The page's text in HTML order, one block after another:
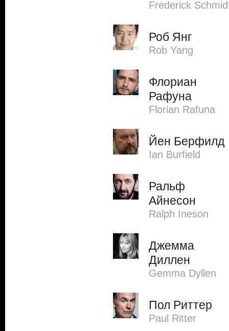
Frederick
Роб Янг
Rob Yang
Флориан
Рафуна
Florian Rafuna
Йен Берфилд
Ian Burfield
Ральф
Айнесон
Ralph Ineson
Джемма
Диллен
Gemma Dyllen
Пол Риттер
Paul Ritter